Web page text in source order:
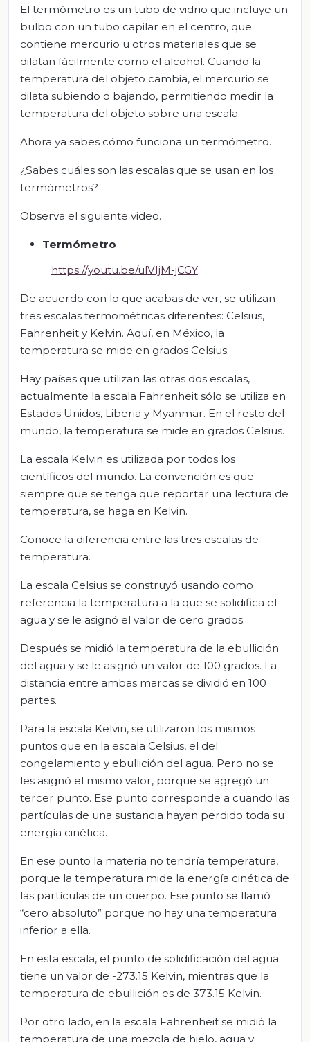
El termómetro es un tubo de vidrio que incluye un
bulbo con un tubo capilar en el centro, que
contiene mercurio u otros materiales que se
dilatan fácilmente como el alcohol. Cuando la
temperatura del objeto cambia, el mercurio se
dilata subiendo o bajando, permitiendo medir la
temperatura del objeto sobre una escala.
Ahora ya sabes cómo funciona un termómetro.
¿Sabes cuáles son las escalas que se usan en los
termómetros?
Observa el siguiente video.
Termómetro
https://youtu.be/ulVIjM-jCGY
De acuerdo con lo que acabas de ver, se utilizan
tres escalas termométricas diferentes: Celsius,
Fahrenheit y Kelvin. Aquí, en México, la
temperatura se mide en grados Celsius.
Hay países que utilizan las otras dos escalas,
actualmente la escala Fahrenheit sólo se utiliza en
Estados Unidos, Liberia y Myanmar. En el resto del
mundo, la temperatura se mide en grados Celsius.
La escala Kelvin es utilizada por todos los
científicos del mundo. La convención es que
siempre que se tenga que reportar una lectura de
temperatura, se haga en Kelvin.
Conoce la diferencia entre las tres escalas de
temperatura.
La escala Celsius se construyó usando como
referencia la temperatura a la que se solidifica el
agua y se le asignó el valor de cero grados.
Después se midió la temperatura de la ebullición
del agua y se le asignó un valor de 100 grados. La
distancia entre ambas marcas se dividió en 100
partes.
Para la escala Kelvin, se utilizaron los mismos
puntos que en la escala Celsius, el del
congelamiento y ebullición del agua. Pero no se
les asignó el mismo valor, porque se agregó un
tercer punto. Ese punto corresponde a cuando las
partículas de una sustancia hayan perdido toda su
energía cinética.
En ese punto la materia no tendría temperatura,
porque la temperatura mide la energía cinética de
las partículas de un cuerpo. Ese punto se llamó
“cero absoluto” porque no hay una temperatura
inferior a ella.
En esta escala, el punto de solidificación del agua
tiene un valor de -273.15 Kelvin, mientras que la
temperatura de ebullición es de 373.15 Kelvin.
Por otro lado, en la escala Fahrenheit se midió la
temperatura de una mezcla de hielo, agua y